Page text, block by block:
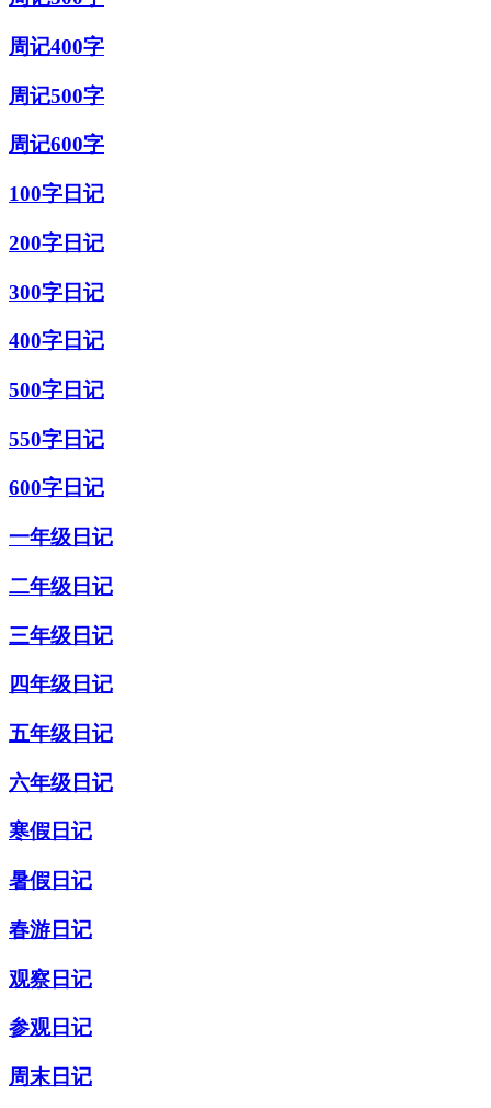
周记400字
周记500字
周记600字
100字日记
200字日记
300字日记
400字日记
500字日记
550字日记
600字日记
一年级日记
二年级日记
三年级日记
四年级日记
五年级日记
六年级日记
寒假日记
暑假日记
春游日记
观察日记
参观日记
周末日记